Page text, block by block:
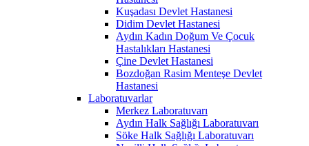
Kuşadası Devlet Hastanesi
Didim Devlet Hastanesi
Aydın Kadın Doğum Ve Çocuk
Hastalıkları Hastanesi
Çine Devlet Hastanesi
Bozdoğan Rasim Menteşe Devlet
Hastanesi
Laboratuvarlar
Merkez Laboratuvarı
Aydın Halk Sağlığı Laboratuvarı
Söke Halk Sağlığı Laboratuvarı